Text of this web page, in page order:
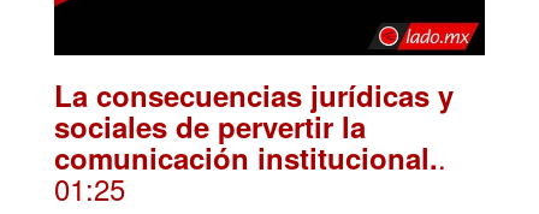
La consecuencias jurídicas y
sociales de pervertir la
comunicación institucional..
01:25